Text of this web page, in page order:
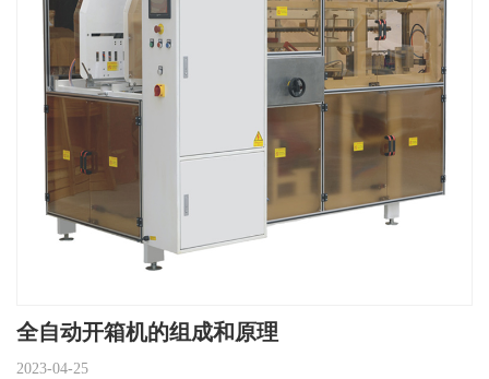
全自动开箱机的组成和原理
2023-04-25